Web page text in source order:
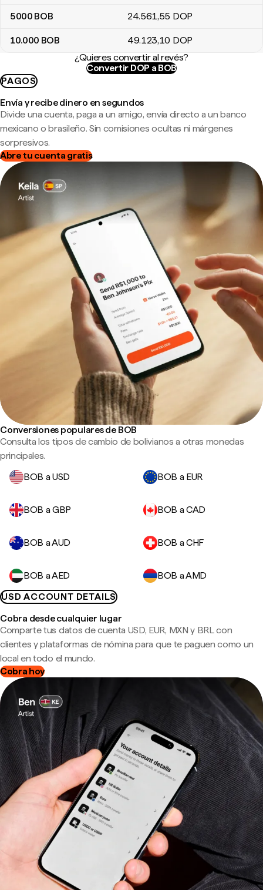
5000 BOB 24.561,55 DOP
10.000 BOB 49.123,10 DOP
¿Quieres convertir al revés?
Convertir DOP a BOB
PAGOS
Envía y recibe dinero en segundos
Divide una cuenta, paga a un amigo, envía directo a un banco
mexicano o brasileño. Sin comisiones ocultas ni márgenes
sorpresivos.
Abre tu cuenta gratis
Conversiones populares de BOB
Consulta los tipos de cambio de bolivianos a otras monedas
principales.
BOB a USD
BOB a EUR
BOB a GBP BOB a CAD
BOB a AUD BOB a CHF
BOB a AED
BOB a AMD
USD ACCOUNT DETAILS
Cobra desde cualquier lugar
Comparte tus datos de cuenta USD, EUR, MXN y BRL con
clientes y plataformas de nómina para que te paguen como un
local en todo el mundo.
Cobra hoy